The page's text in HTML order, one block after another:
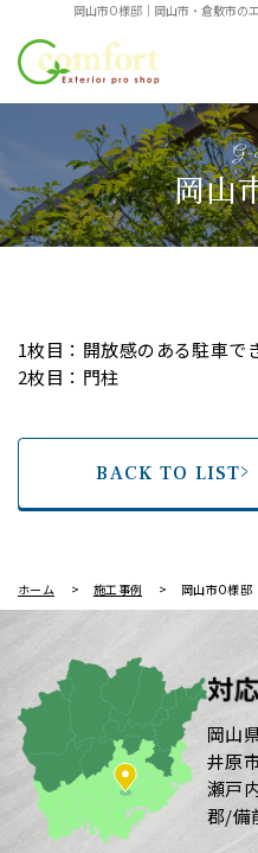
岡山市O様邸｜岡山市・倉敷市の
岡山
1枚目：開放感のある駐車で
2枚目：門柱
BACK TO LIST
ホーム 施工事例 岡山市O様邸
対
岡山
井原
瀬戸
郡/備